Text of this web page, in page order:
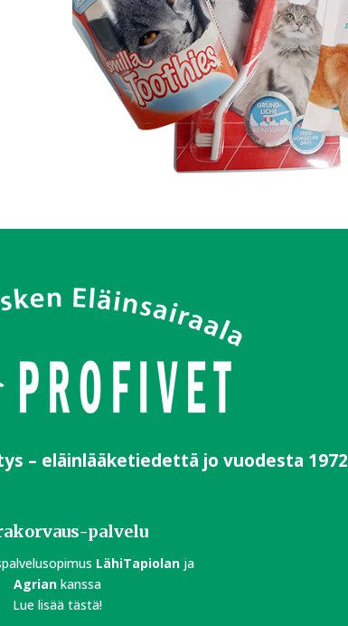
– eläinlääketiedettä jo vuodesta 1972
palvelu
LähiTapiolanja
Agrian kanssa
Lue lisää tästä!